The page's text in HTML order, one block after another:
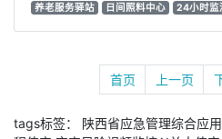
养老服务驿站
日间照料中心 24小时监
首页 上一页
tags标签： 陕西省应急管理综合应